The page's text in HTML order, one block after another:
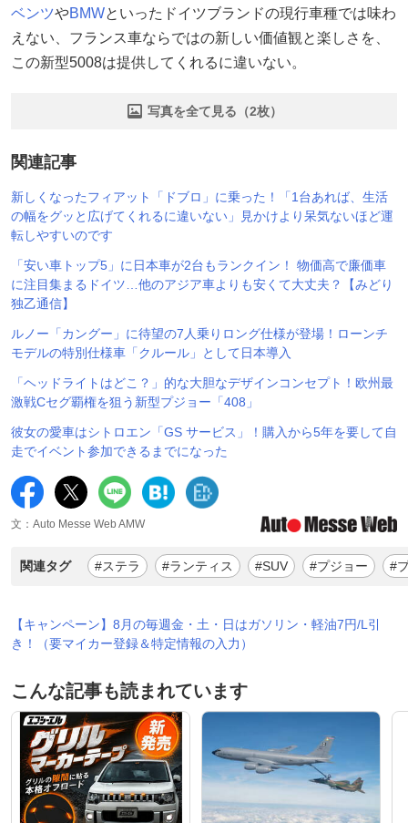
ベンツやBMWといったドイツブランドの現行車種では味わ
えない、フランス車ならではの新しい価値観と楽しさを、
この新型5008は提供してくれるに違いない。
写真を全て見る（2枚）
関連記事
新しくなったフィアット「ドブロ」に乗った！「1台あれば、生活
の幅をグッと広げてくれるに違いない」見かけより呆気ないほど運
転しやすいのです
「安い車トップ5」に日本車が2台もランクイン！ 物価高で廉価車
に注目集まるドイツ…他のアジア車よりも安くて大丈夫？【みどり
独乙通信】
ルノー「カングー」に待望の7人乗りロング仕様が登場！ローンチ
モデルの特別仕様車「クルール」として日本導入
「ヘッドライトはどこ？」的な大胆なデザインコンセプト！欧州最
激戦Cセグ覇権を狙う新型プジョー「408」
彼女の愛車はシトロエン「GS サービス」！購入から5年を要して自
走でイベント参加できるまでになった
文：Auto Messe Web AMW
関連タグ #ステラ #ランティス #SUV #プジョー #
【キャンペーン】8月の毎週金・土・日はガソリン・軽油7円/L引
き！（要マイカー登録＆特定情報の入力）
こんな記事も読まれています